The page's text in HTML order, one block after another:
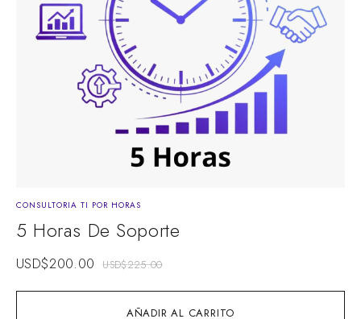
AÑADIR AL CARRITO
CONSULTORIA TI POR HORAS
5 Horas De Soporte
USD$225.00
USD$200.00